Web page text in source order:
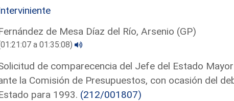
de Mesa Díaz del Río, Arsenio (GP)
a 01:35:08)
de comparecencia del Jefe del Estado
la Comisión de Presupuestos, con ocasión del
para 1993. (212/001807)